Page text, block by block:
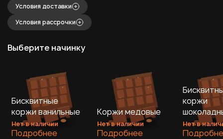
Условия доставки
Условия рассрочки
Выберите начинку
Бисквитные
коржи ванильные
Нет в наличии
Подробнее
Коржи медовые
Нет в наличии
Подробнее
коржи
Нет в